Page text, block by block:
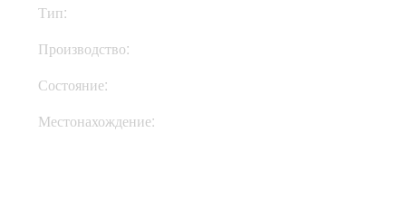
Тип:
Производство:
Состояние:
Местонахождение: